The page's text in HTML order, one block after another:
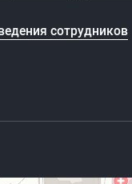
сотрудников